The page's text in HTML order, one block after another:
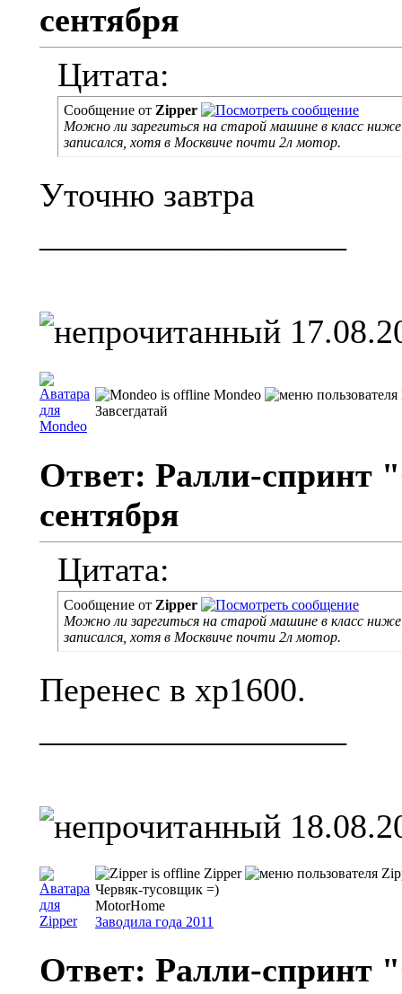
сентября
Цитата:
Сообщение от Zipper
Можно ли зарегиться на старой машине в класс
записался, хотя в Москвиче почти 2л мотор.
Уточню завтра
Mondeo
Завсегдатай
Ответ: Ралли-спринт
сентября
Цитата:
Сообщение от Zipper
Можно ли зарегиться на старой машине в класс
записался, хотя в Москвиче почти 2л мотор.
Перенес в хр1600.
Zipper
Червяк-тусовщик =)
MotorHome
Заводила года 2011
Ответ: Ралли-спринт